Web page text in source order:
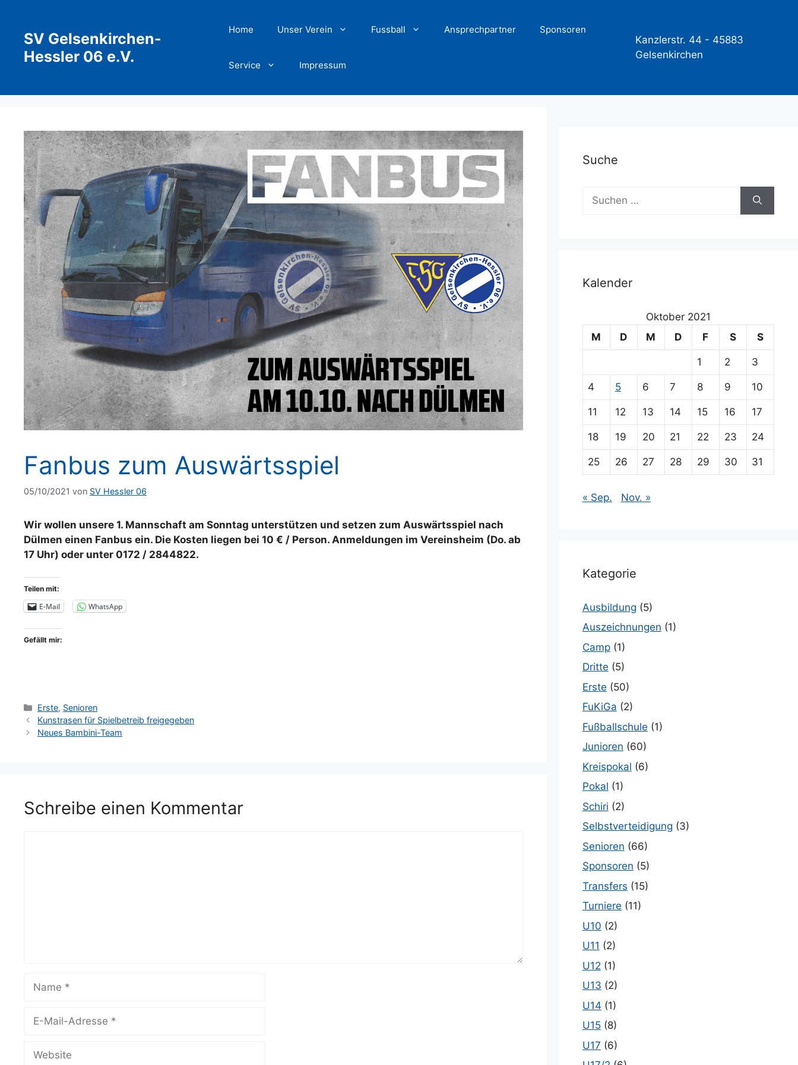
springenSV Gelsenkirchen-
Hessler 06 e.V.
Home Unser Verein Fussball Ansprechpartner Sponsoren
Service Impressum
Kanzlerstr. 44 - 45883
Gelsenkirchen
Fanbus zum Auswärtsspiel
05/10/2021 von SV Hessler 06
Wir wollen unsere 1. Mannschaft am Sonntag unterstützen und setzen zum Auswärtsspiel nach
Dülmen einen Fanbus ein. Die Kosten liegen bei 10 € / Person. Anmeldungen im Vereinsheim (Do. ab
17 Uhr) oder unter 0172 / 2844822.
Teilen mit:
E-Mail WhatsApp
Gefällt mir:
Kategorien
Erste, Senioren
Kunstrasen für Spielbetreib freigegeben
Neues Bambini-Team
Schreibe einen Kommentar
Name
Website
Suche
Suchen
nach:
Kalender
Oktober 2021
M
D M D F S S
1 2 3
4 5 6 7 8 9 10
11 12 13 14 15 16 17
18 19 20 21 22 23 24
25 26 27 28 29 30 31
« Sep. Nov. »
Kategorie
Ausbildung (5)
Auszeichnungen (1)
Camp(1)
Dritte (5)
Erste (50)
FuKiGa (2)
Fußballschule (1)
Junioren (60)
Kreispokal (6)
Pokal (1)
Schiri (2)
Selbstverteidigung (3)
Senioren (66)
Sponsoren (5)
Transfers (15)
Turniere (11)
U10 (2)
U11 (2)
U12 (1)
U13 (2)
U14 (1)
U15(8)
U17 (6)